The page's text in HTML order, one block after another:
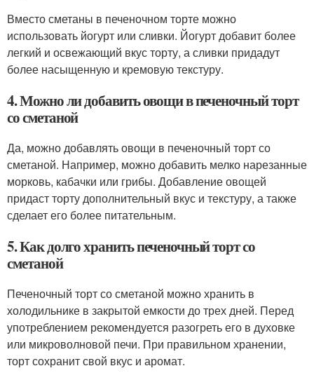
Вместо сметаны в печеночном торте можно
использовать йогурт или сливки. Йогурт добавит более
легкий и освежающий вкус торту, а сливки придадут
более насыщенную и кремовую текстуру.
4. Можно ли добавить овощи в печеночный торт
со сметаной
Да, можно добавлять овощи в печеночный торт со
сметаной. Например, можно добавить мелко нарезанные
морковь, кабачки или грибы. Добавление овощей
придаст торту дополнительный вкус и текстуру, а также
сделает его более питательным.
5. Как долго хранить печеночный торт со
сметаной
Печеночный торт со сметаной можно хранить в
холодильнике в закрытой емкости до трех дней. Перед
употреблением рекомендуется разогреть его в духовке
или микроволновой печи. При правильном хранении,
торт сохранит свой вкус и аромат.